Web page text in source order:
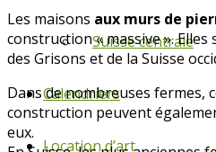
Suisse centrale
Calendriers
Location d’art
Les maisons aux murs de
construction « massive ».
des Grisons et de la Suisse
Dans de nombreuses fermes,
construction peuvent
eux.